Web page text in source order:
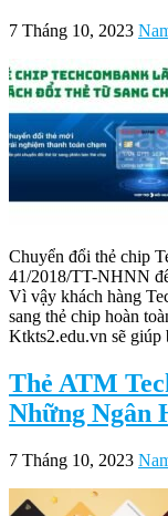
7 Tháng 10, 2023
Chuyển đổi thẻ chip
41/2018/TT-NHNN
Vì vậy khách hàng
sang thẻ chip hoàn
Ktkts2.edu.vn sẽ
Thẻ ATM
Những Ngân
7 Tháng 10, 2023